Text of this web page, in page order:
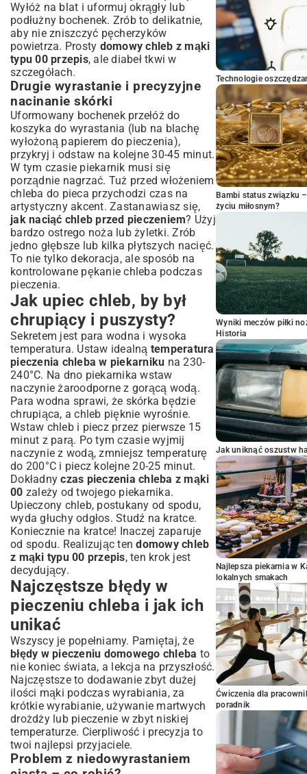
Wyłóż na blat i uformuj okrągły lub
podłużny bochenek. Zrób to delikatnie,
aby nie zniszczyć pęcherzyków
powietrza. Prosty domowy chleb z mąki
typu 00 przepis, ale diabeł tkwi w
szczegółach.
Drugie wyrastanie i precyzyjne
nacinanie skórki
Uformowany bochenek przełóż do
koszyka do wyrastania (lub na blachę
wyłożoną papierem do pieczenia),
przykryj i odstaw na kolejne 30-45 minut.
W tym czasie piekarnik musi się
porządnie nagrzać. Tuż przed włożeniem
chleba do pieca przychodzi czas na
artystyczny akcent. Zastanawiasz się,
jak naciąć chleb przed pieczeniem? Użyj
bardzo ostrego noża lub żyletki. Zrób
jedno głębsze lub kilka płytszych nacięć.
To nie tylko dekoracja, ale sposób na
kontrolowane pękanie chleba podczas
pieczenia.
Jak upiec chleb, by był
chrupiący i puszysty?
Sekretem jest para wodna i wysoka
temperatura. Ustaw idealną temperatura
pieczenia chleba w piekarniku na 230-
240°C. Na dno piekarnika wstaw
naczynie żaroodporne z gorącą wodą.
Para wodna sprawi, że skórka będzie
chrupiąca, a chleb pięknie wyrośnie.
Wstaw chleb i piecz przez pierwsze 15
minut z parą. Po tym czasie wyjmij
naczynie z wodą, zmniejsz temperaturę
do 200°C i piecz kolejne 20-25 minut.
Dokładnyczas pieczenia chleba z mąki
00 zależy od twojego piekarnika.
Upieczony chleb, postukany od spodu,
wyda głuchy odgłos. Studź na kratce.
Koniecznie na kratce! Inaczej zaparuje
od spodu. Realizując tendomowy chleb
z mąki typu 00 przepis, ten krok jest
decydujący.
Najczęstsze błędy w
pieczeniu chleba i jak ich
unikać
Wszyscy je popełniamy. Pamiętaj, że
błędy w pieczeniu domowego chleba to
nie koniec świata, a lekcja na przyszłość.
Najczęstsze to dodawanie zbyt dużej
ilości mąki podczas wyrabiania, za
krótkie wyrabianie, używanie martwych
drożdży lub pieczenie w zbyt niskiej
temperaturze. Cierpliwość i precyzja to
twoi najlepsi przyjaciele.
Problem z niedowyrastaniem
Technologie
Bambi status związku
życiu miłosnym?
Wyniki meczów piłki
Historia
Jak uniknąć oszustw
Najlepsza piekarnia w
lokalnych smakach
Ćwiczenia dla
poradnik